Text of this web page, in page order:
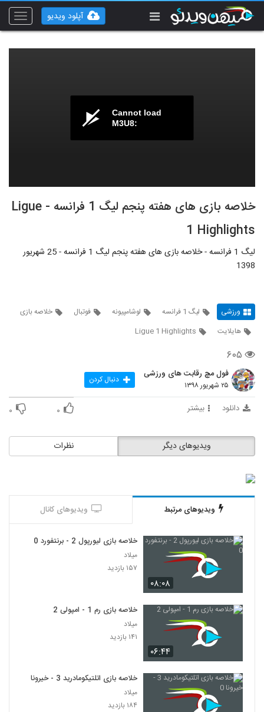
Toggle
آپلود ویدیو
Cannot load
M3U8:
خلاصه بازی های هفته پنجم لیگ 1 فرانسه - Ligue
1 Highlights
لیگ 1 فرانسه - خلاصه بازی های هفته پنجم لیگ 1 فرانسه - 25 شهریور
1398
ورزشی لیگ 1 فرانسه لوشامپیونه فوتبال
خلاصه بازی
هایلایت
Ligue 1 Highlights
۶۰۵
فول مچ رقابت های ورزشی
۲۵ شهریور ۱۳۹۸ دنبال کردن
دانلود بیشتر ۰ ۰
نظرات ویدیوهای دیگر
ویدیوهای مرتبط ویدیوهای کانال
۰۸:۰۸
خلاصه بازی لیورپول 2 - برنتفورد 0
میلاد
۱۵۷ بازدید
۰۶:۴۴
خلاصه بازی رم 1 - امپولی 2
میلاد
۱۴۱ بازدید
خلاصه بازی اتلتیکومادرید 3 - خیرونا 0
میلاد
۱۸۴ بازدید